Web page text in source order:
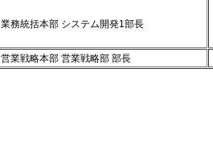
業務統括本部 システム開発1部長
営業戦略本部 営業戦略部 部長